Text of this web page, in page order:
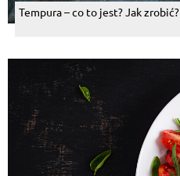
Tempura – co to jest? Jak zrobić?